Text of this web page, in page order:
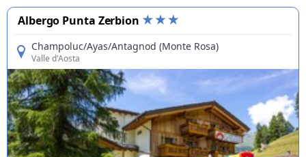
Albergo Punta Zerbion
Champoluc/Ayas/Antagnod (Monte Rosa)
Valle d'Aosta